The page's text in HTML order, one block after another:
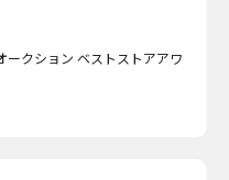
クション ベストストアアワ